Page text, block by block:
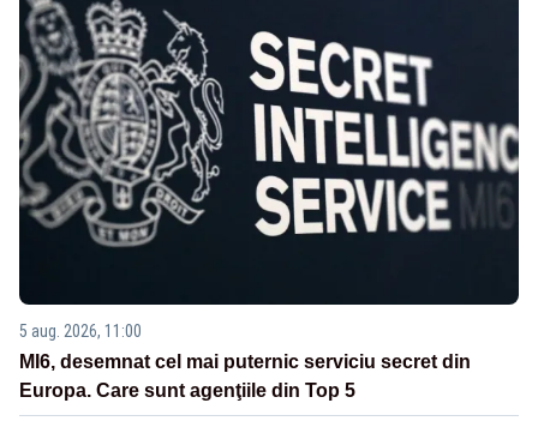
5 aug. 2026, 11:00
MI6, desemnat cel mai puternic serviciu secret din
Europa. Care sunt agenţiile din Top 5